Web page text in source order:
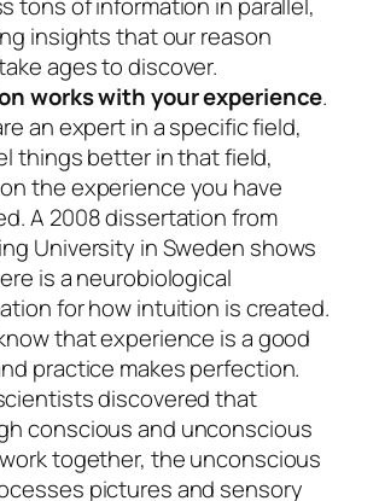
insights that our reason
ages to discover.
works with your experience.
an expert in a specific field,
things better in that field,
the experience you have
A 2008 dissertation from
University in Sweden shows
is a neurobiological
for how intuition is created.
that experience is a good
practice makes perfection.
discovered that
conscious and unconscious
together, the unconscious
pictures and sensory